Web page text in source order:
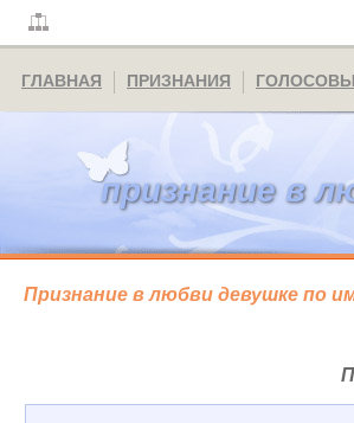
Признание в любви девушке по
признание в
ГЛАВНАЯ ПРИЗНАНИЯ